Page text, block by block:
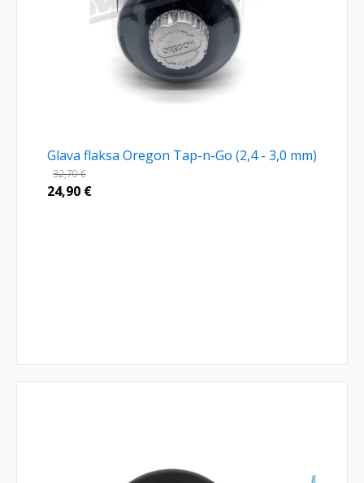
Glava flaksa Oregon Tap-n-Go (2,4 - 3,0 mm)
32,70€
24,90 €